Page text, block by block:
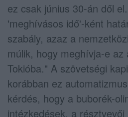
ez csak június 30-án dől
'meghívásos idő'-ként
szabály, azaz a
múlik, hogy meghívja-e az
Tokióba." A szövetségi
korábban ez
kérdés, hogy a buborék-
intézkedések, a résztvevői